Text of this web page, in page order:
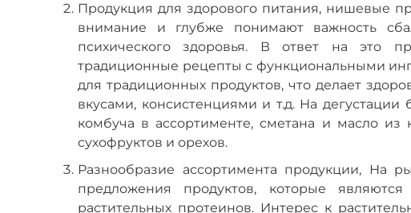
Продукция для здорового питания, нишевые
внимание и глубже понимают важность
психического здоровья. В ответ на это
традиционные рецепты с функциональными
для традиционных продуктов, что делает
вкусами, консистенциями и т.д. На
комбуча в ассортименте, сметана и масло
сухофруктов и орехов.
Разнообразие ассортимента продукции, На
предложения продуктов, которые
растительных протеинов. Интерес к